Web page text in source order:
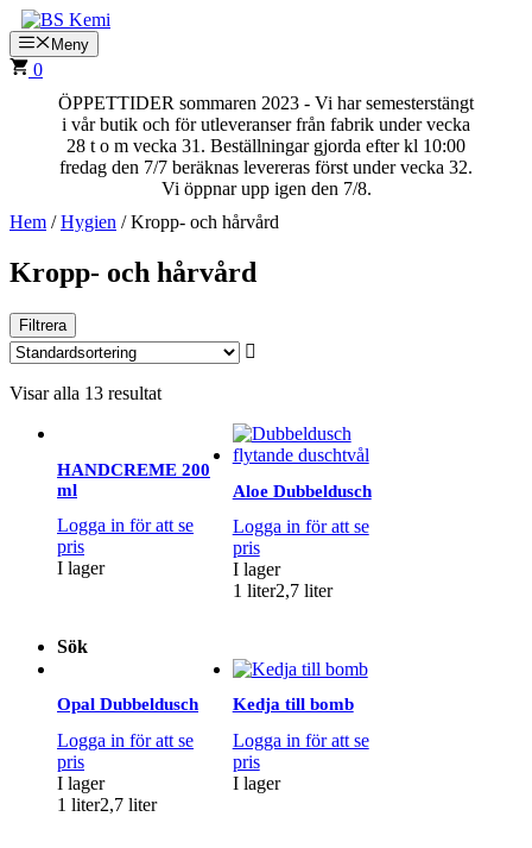
Hoppa
till
innehåll
Meny
0
ÖPPETTIDER sommaren 2023 - Vi har semesterstängt
i vår butik och för utleveranser från fabrik under vecka
28 t o m vecka 31. Beställningar gjorda efter kl 10:00
fredag den 7/7 beräknas levereras först under vecka 32.
Vi öppnar upp igen den 7/8.
Hem /Hygien / Kropp- och hårvård
Kropp- och hårvård
Filtrera
Visar alla 13 resultat
HANDCREME 200
ml
Logga in för att se
pris
I lager
Aloe Dubbeldusch
Logga in för att se
pris
I lager
1 liter2,7 liter
Opal Dubbeldusch
Logga in för att se
pris
I lager
1 liter2,7 liter
Kedja till bomb
Logga in för att se
pris
I lager
Sök